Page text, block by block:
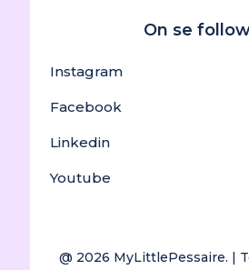
On se
Instagram
Facebook
Linkedin
Youtube
@ 2026 MyLittlePessaire. |